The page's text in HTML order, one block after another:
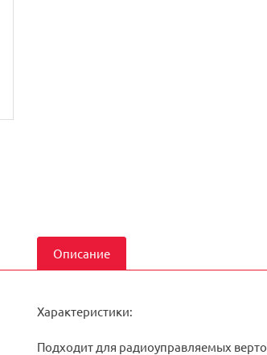
Описание
Характеристики:
Подходит для радиоуправляемых